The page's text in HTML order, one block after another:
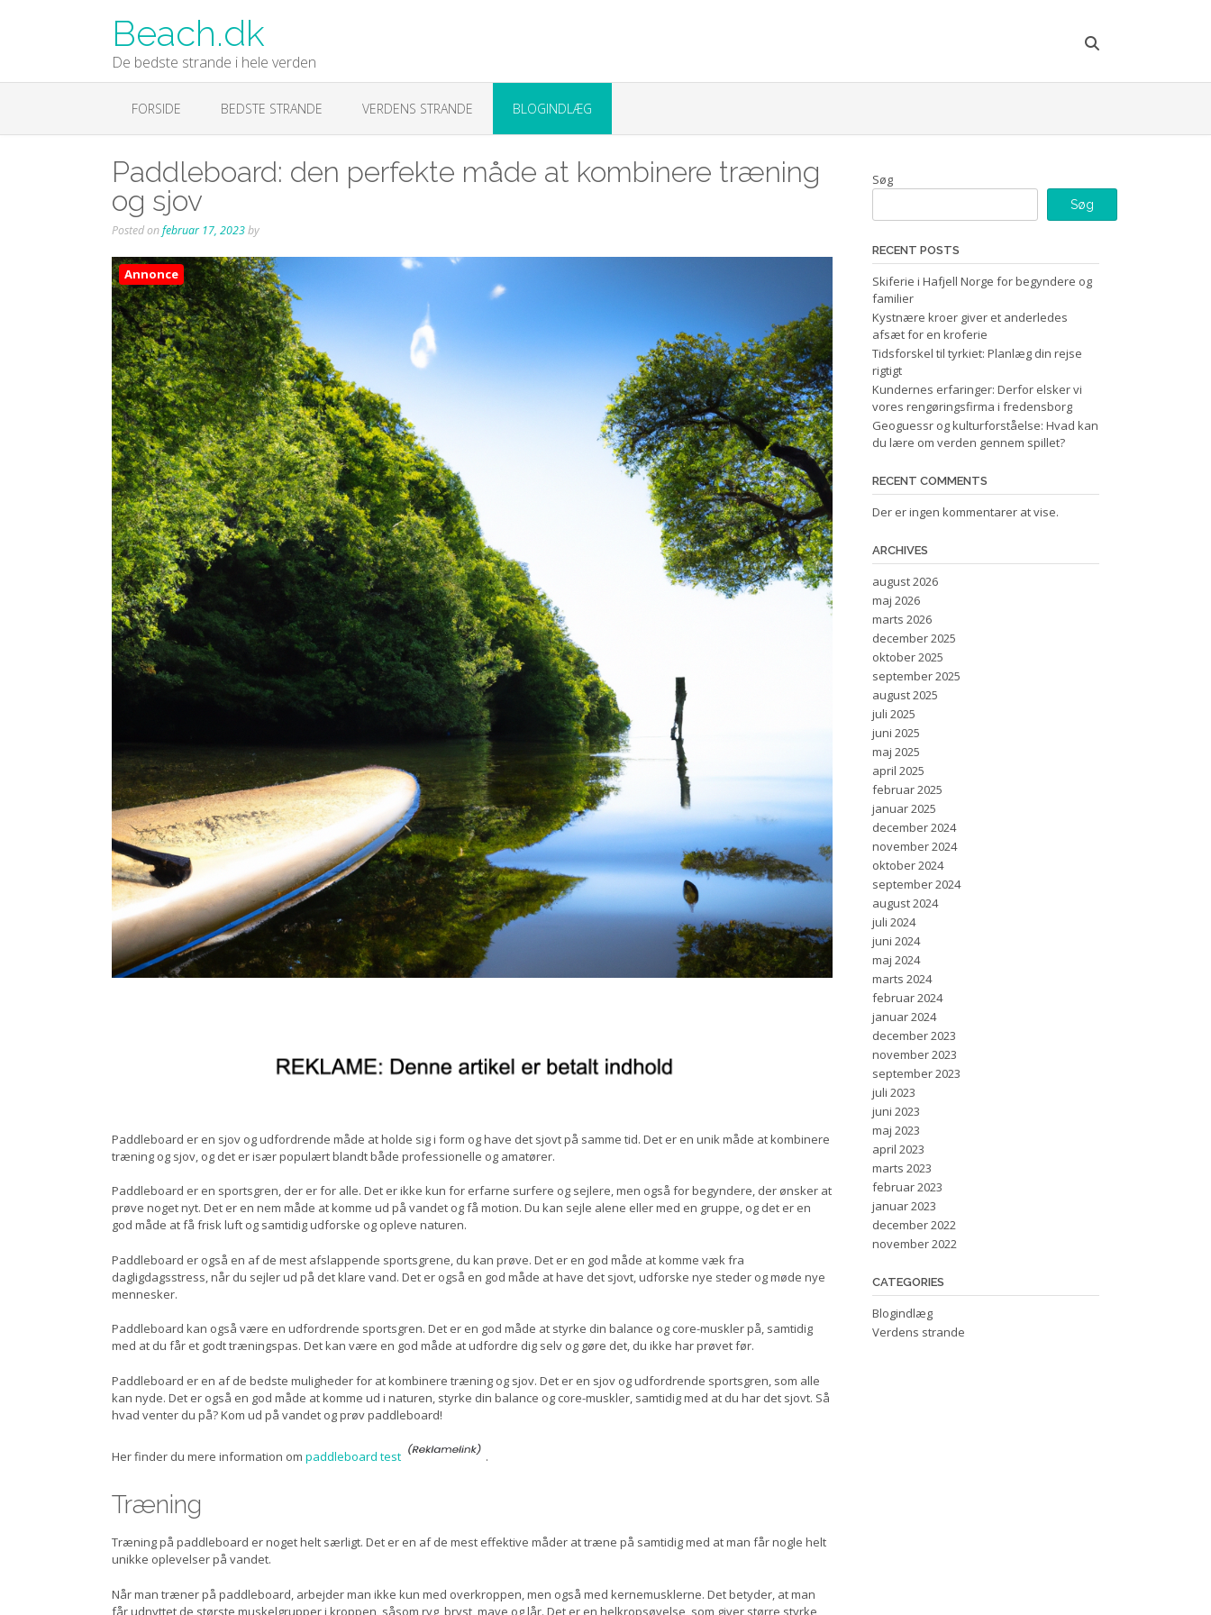
Beach.dk
De bedste strande i hele verden
FORSIDE BEDSTE STRANDE VERDENS STRANDE BLOGINDLÆG
Paddleboard: den perfekte måde at kombinere træning
og sjov
Posted onfebruar 17, 2023by
Annonce
Paddleboard er en sjov og udfordrende måde at holde sig i form og have det sjovt på samme tid. Det er en unik måde at kombinere
træning og sjov, og det er især populært blandt både professionelle og amatører.
Paddleboard er en sportsgren, der er for alle. Det er ikke kun for erfarne surfere og sejlere, men også for begyndere, der ønsker at
prøve noget nyt. Det er en nem måde at komme ud på vandet og få motion. Du kan sejle alene eller med en gruppe, og det er en
god måde at få frisk luft og samtidig udforske og opleve naturen.
Paddleboard er også en af de mest afslappende sportsgrene, du kan prøve. Det er en god måde at komme væk fra
dagligdagsstress, når du sejler ud på det klare vand. Det er også en god måde at have det sjovt, udforske nye steder og møde nye
mennesker.
Paddleboard kan også være en udfordrende sportsgren. Det er en god måde at styrke din balance og core-muskler på, samtidig
med at du får et godt træningspas. Det kan være en god måde at udfordre dig selv og gøre det, du ikke har prøvet før.
Paddleboard er en af de bedste muligheder for at kombinere træning og sjov. Det er en sjov og udfordrende sportsgren, som alle
kan nyde. Det er også en god måde at komme ud i naturen, styrke din balance og core-muskler, samtidig med at du har det sjovt. Så
hvad venter du på? Kom ud på vandet og prøv paddleboard!
Her finder du mere information om paddleboard test .
Træning
Træning på paddleboard er noget helt særligt. Det er en af de mest effektive måder at træne på samtidig med at man får nogle helt
unikke oplevelser på vandet.
Når man træner på paddleboard, arbejder man ikke kun med overkroppen, men også med kernemusklerne. Det betyder, at man
får udnyttet de største muskelgrupper i kroppen, såsom ryg, bryst, mave og lår. Det er en helkropsøvelse, som giver større styrke
Søg
Søg
RECENT POSTS
Skiferie i Hafjell Norge for begyndere og
familier
Kystnære kroer giver et anderledes
afsæt for en kroferie
Tidsforskel til tyrkiet: Planlæg din rejse
rigtigt
Kundernes erfaringer: Derfor elsker vi
vores rengøringsfirma i fredensborg
Geoguessr og kulturforståelse: Hvad kan
du lære om verden gennem spillet?
RECENT COMMENTS
Der er ingen kommentarer at vise.
ARCHIVES
august 2026
maj 2026
marts 2026
december 2025
oktober 2025
september 2025
august 2025
juli 2025
juni 2025
maj 2025
april 2025
februar 2025
januar 2025
december 2024
november 2024
oktober 2024
september 2024
august 2024
juli 2024
juni 2024
maj 2024
marts 2024
februar 2024
januar 2024
december 2023
november 2023
september 2023
juli 2023
juni 2023
maj 2023
april 2023
marts 2023
februar 2023
januar 2023
december 2022
november 2022
CATEGORIES
Blogindlæg
Verdens strande